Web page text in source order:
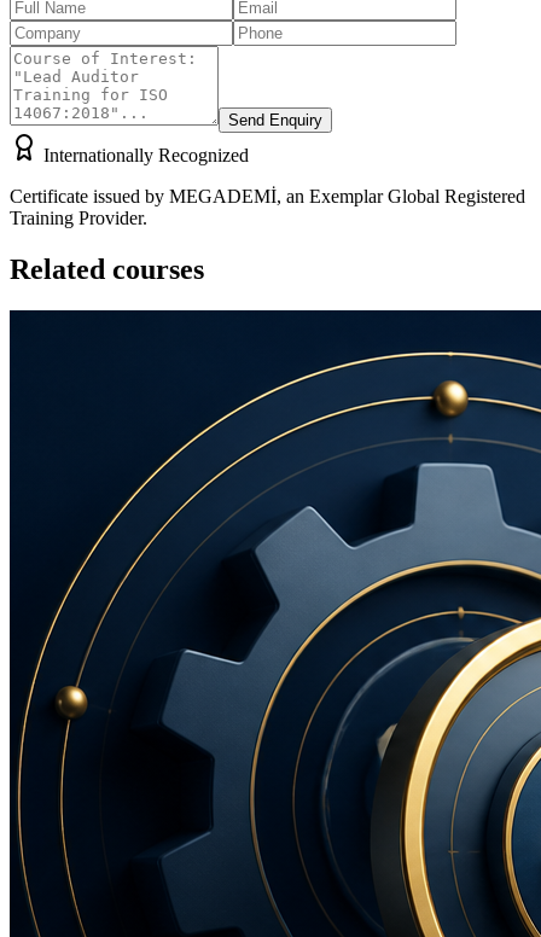
Send Enquiry
Internationally Recognized
Certificate issued by MEGADEMİ, an Exemplar Global Registered
Training Provider.
Related courses